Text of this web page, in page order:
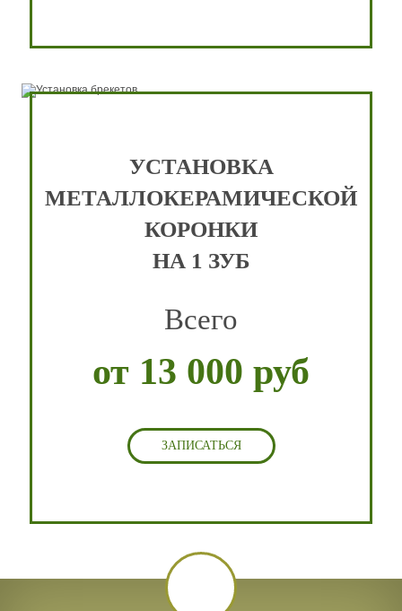
УСТАНОВКА
МЕТАЛЛОКЕРАМИЧЕСКОЙ
КОРОНКИ
НА 1 ЗУБ
Всего
от 13 000 руб
ЗАПИСАТЬСЯ